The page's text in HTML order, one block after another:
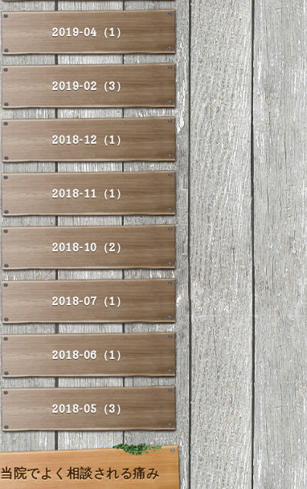
2019-04（1）
2019-02（3）
2018-12（1）
2018-11（1）
2018-10（2）
2018-07（1）
2018-06（1）
2018-05（3）
当院でよく相談される痛み